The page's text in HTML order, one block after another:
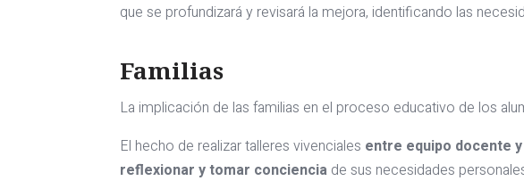
que se profundizará y revisará la mejora, identificando las
Familias
La implicación de las familias en el proceso educativo de los
El hecho de realizar talleres vivenciales entre equipo docente
reflexionar y tomar conciencia de sus necesidades